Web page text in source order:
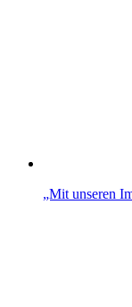
„Mit unseren